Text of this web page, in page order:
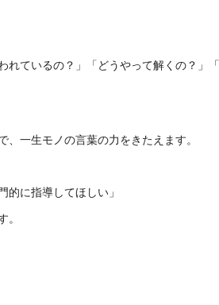
ているの？」「どうやって解くの？」
一生モノの言葉の力をきたえます。
的に指導してほしい」
。